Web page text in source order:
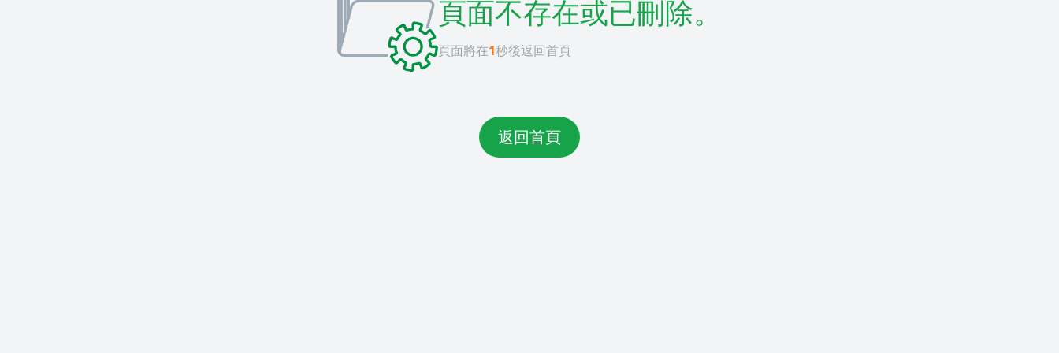
頁面不存在或已刪除。
頁面將在1秒後返回首頁
返回首頁